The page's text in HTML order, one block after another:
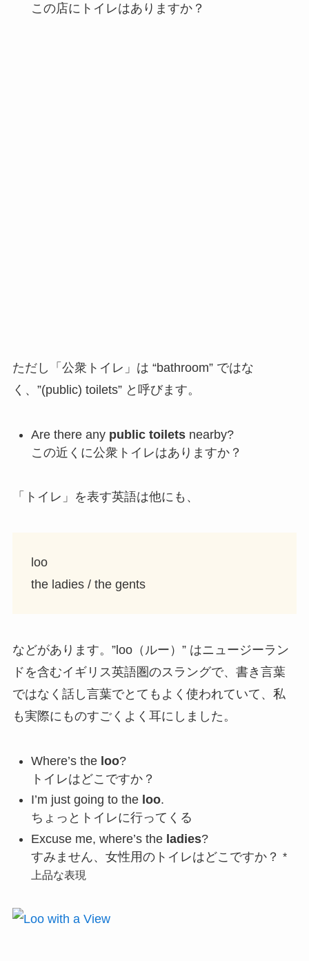
この店にトイレはありますか？
ただし「公衆トイレ」は “bathroom” ではな
く、”(public) toilets” と呼びます。
Are there any public toiletsnearby?
この近くに公衆トイレはありますか？
「トイレ」を表す英語は他にも、
loo
the ladies / the gents
などがあります。”loo（ルー）” はニュージーラン
ドを含むイギリス英語圏のスラングで、書き言葉
ではなく話し言葉でとてもよく使われていて、私
も実際にものすごくよく耳にしました。
Where’s theloo?
トイレはどこですか？
I’m just going to theloo.
ちょっとトイレに行ってくる
Excuse me, where’s theladies?
すみません、女性用のトイレはどこですか？ *
上品な表現